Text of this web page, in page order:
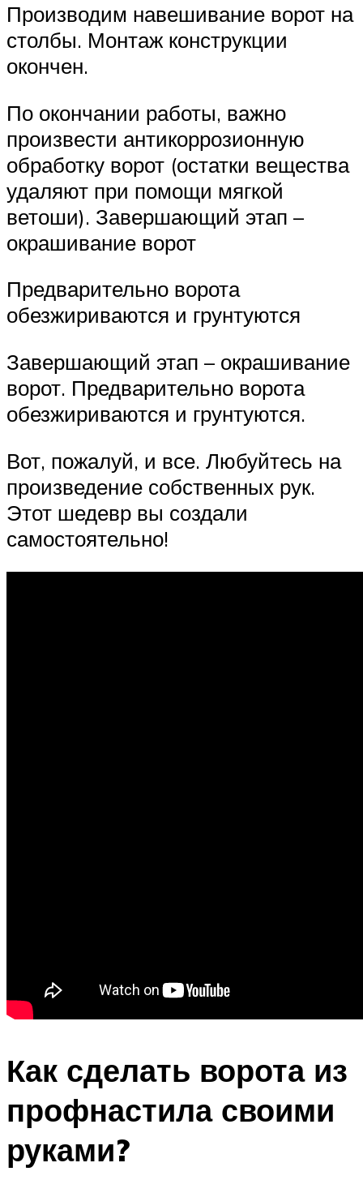
Производим навешивание ворот на
столбы. Монтаж конструкции
окончен.
По окончании работы, важно
произвести антикоррозионную
обработку ворот (остатки вещества
удаляют при помощи мягкой
ветоши). Завершающий этап –
окрашивание ворот
Предварительно ворота
обезжириваются и грунтуются
Завершающий этап – окрашивание
ворот. Предварительно ворота
обезжириваются и грунтуются.
Вот, пожалуй, и все. Любуйтесь на
произведение собственных рук.
Этот шедевр вы создали
самостоятельно!
Как сделать ворота из
профнастила своими
руками?